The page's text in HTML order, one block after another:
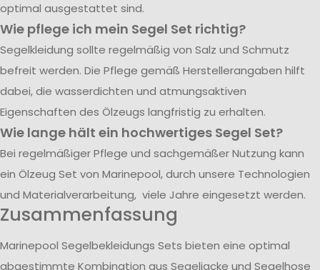
optimal ausgestattet sind.
Wie pflege ich mein Segel Set richtig?
Segelkleidung sollte regelmäßig von Salz und Schmutz
befreit werden. Die Pflege gemäß Herstellerangaben hilft
dabei, die wasserdichten und atmungsaktiven
Eigenschaften des Ölzeugs langfristig zu erhalten.
Wie lange hält ein hochwertiges Segel Set?
Bei regelmäßiger Pflege und sachgemäßer Nutzung kann
ein Ölzeug Set von Marinepool, durch unsere Technologien
und Materialverarbeitung, viele Jahre eingesetzt werden.
Zusammenfassung
Marinepool Segelbekleidungs Sets bieten eine optimal
abgestimmte Kombination aus Segeljacke und Segelhose